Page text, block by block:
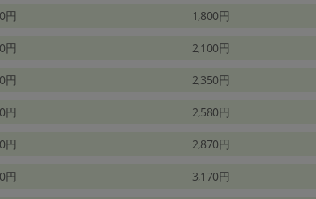
円 1,800円
円 2,100円
円 2,350円
円 2,580円
円 2,870円
円 3,170円